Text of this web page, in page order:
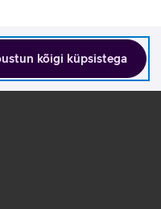
kõigi küpsistega